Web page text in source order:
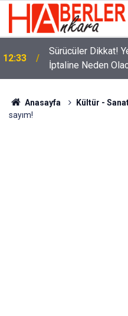
12:33
Sürücüler Dikkat!
İptaline Neden
Anasayfa Kültür -
sayım!